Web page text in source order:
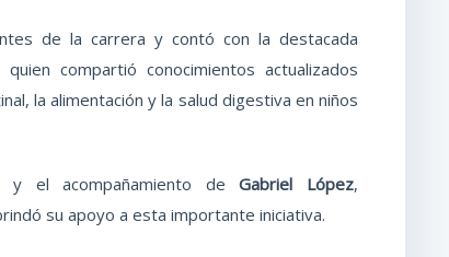
de la carrera y contó con la destacada
quien compartió conocimientos actualizados
la alimentación y la salud digestiva en niños
y el acompañamiento deGabriel López,
su apoyo a esta importante iniciativa.